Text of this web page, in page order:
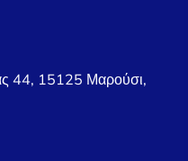
44, 15125 Μαρούσι,